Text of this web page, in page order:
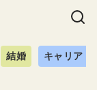
結婚 キャリア